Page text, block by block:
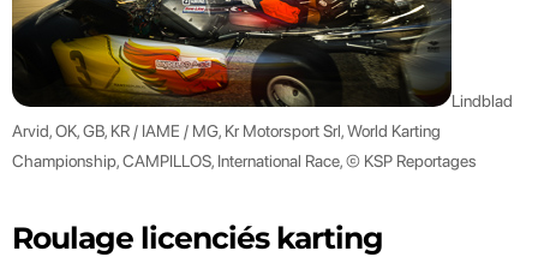
licenciés
agenda
groupes
Lindblad
Arvid, OK, GB, KR / IAME / MG, Kr Motorsport Srl, World Karting
Championship, CAMPILLOS, International Race, © KSP Reportages
Roulage licenciés karting